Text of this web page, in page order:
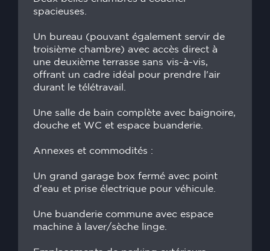
spacieuses.
Un bureau (pouvant également servir de
troisième chambre) avec accès direct à
une deuxième terrasse sans vis-à-vis,
offrant un cadre idéal pour prendre l'air
durant le télétravail.
Une salle de bain complète avec baignoire,
douche et WC et espace buanderie.
Annexes et commodités :
Un grand garage box fermé avec point
d'eau et prise électrique pour véhicule.
Une buanderie commune avec espace
machine à laver/sèche linge.